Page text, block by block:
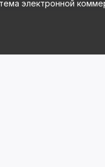
электронной